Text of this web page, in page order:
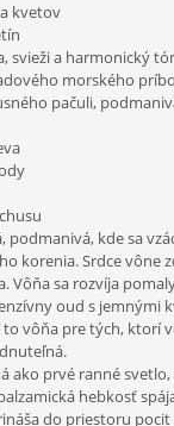
kvetov
svieži a harmonický
morského
pačuli,
podmanivá, kde sa
korenia. Srdce vône
Vôňa sa rozvíja
oud s jemnými
vôňa pre tých, ktorí
ako prvé ranné
hebkosť
do priestoru